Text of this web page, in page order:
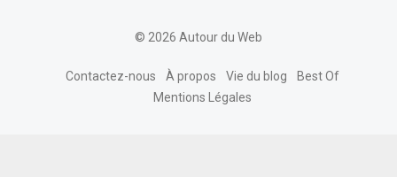
© 2026 Autour du Web
Contactez-nous À propos Vie du blog
Best Of
Mentions Légales